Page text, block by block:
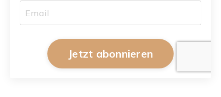
Jetzt abonnieren